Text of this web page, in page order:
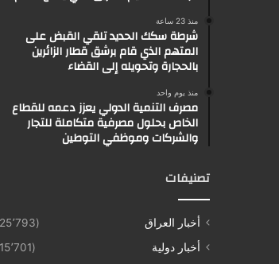
منذ 23 ساعة
شرطة سكك الحديد تلقي القبض على
المتهم الذي قام برشق قطار الزائرين
بالحجارة وتحويله إلى القضاء
منذ يوم واحد
مصرف التنمية الدولي يعزز دعمه للقطاع
الخاص بحلول مصرفية متكاملة للتجار
والشركات وموظفي التوطين
تصنيفات
أخبار العراق
(25٬793)
أخبار دولية
(15٬701)